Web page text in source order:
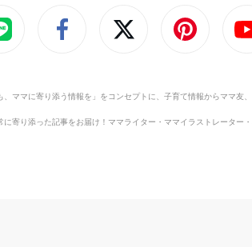
ママに寄り添う情報を」をコンセプトに、子育て情報からママ
寄り添った記事をお届け！ママライター・ママイラストレーター